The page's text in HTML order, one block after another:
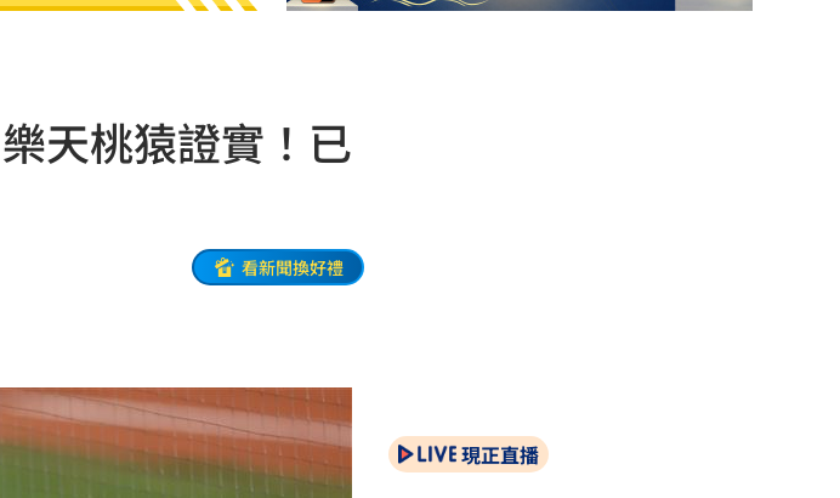
天桃猿證實！已
看新聞換好禮
現正直播